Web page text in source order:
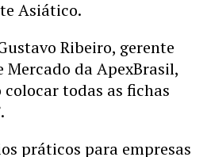
Asiático.
Ribeiro, gerente
da ApexBrasil,
colocar todas as fichas
práticos para empresas